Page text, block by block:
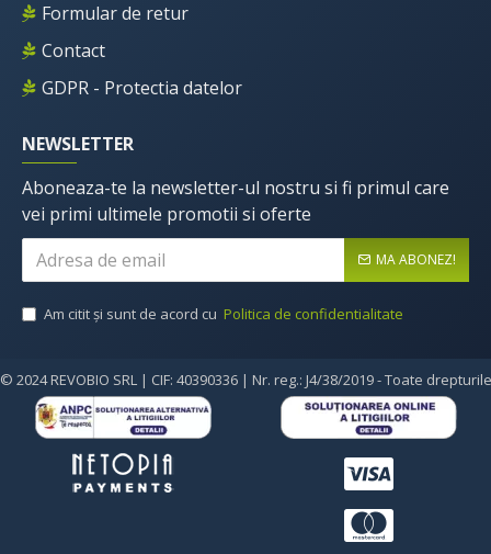
Formular de retur
Contact
GDPR - Protectia datelor
NEWSLETTER
Aboneaza-te la newsletter-ul nostru si fi primul care
vei primi ultimele promotii si oferte
MA ABONEZ!
Am citit şi sunt de acord cu Politica de confidentialitate
© 2024 REVOBIO SRL | CIF: 40390336 | Nr. reg.: J4/38/2019 - Toate